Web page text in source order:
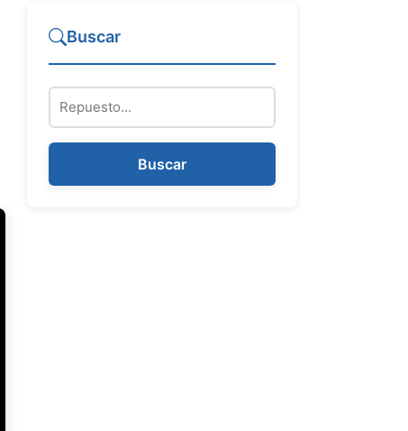
Buscar
Buscar